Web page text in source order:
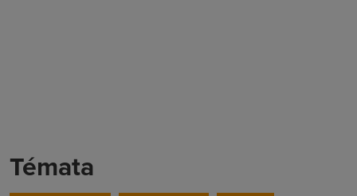
Témata